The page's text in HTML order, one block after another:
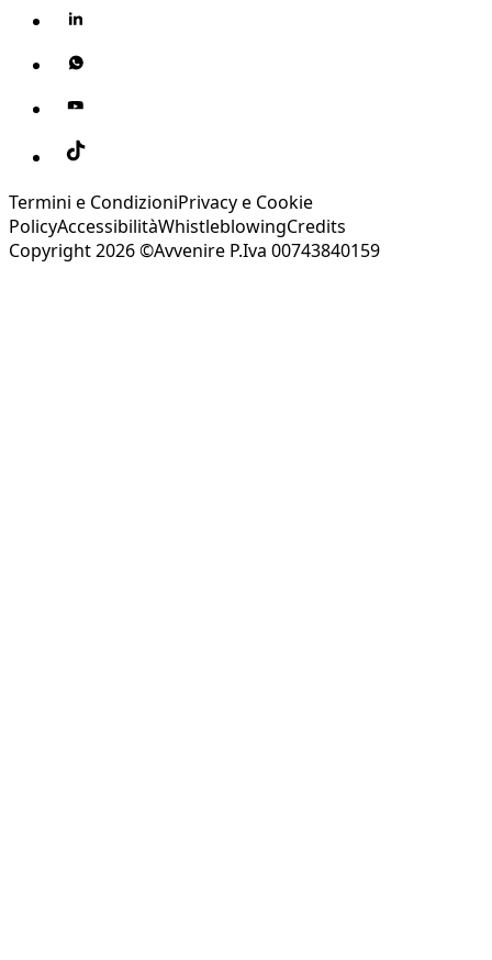
Termini e CondizioniPrivacy e Cookie
PolicyAccessibilitàWhistleblowingCredits
Copyright 2026 ©Avvenire P.Iva 00743840159